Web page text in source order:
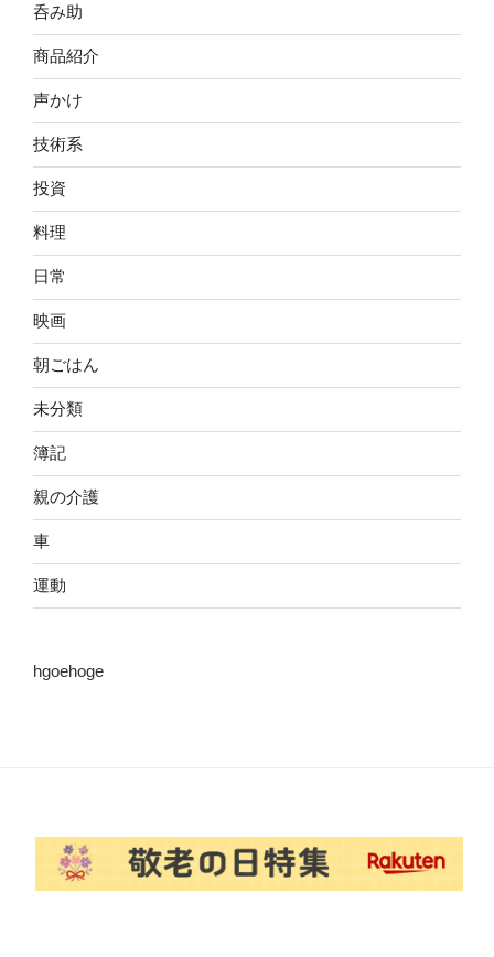
呑み助
商品紹介
声かけ
技術系
投資
料理
日常
映画
朝ごはん
未分類
簿記
親の介護
車
運動
hgoehoge